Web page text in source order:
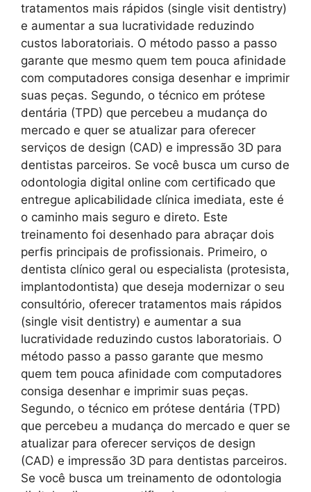
tratamentos mais rápidos (single visit dentistry)
e aumentar a sua lucratividade reduzindo
custos laboratoriais. O método passo a passo
garante que mesmo quem tem pouca afinidade
com computadores consiga desenhar e imprimir
suas peças. Segundo, o técnico em prótese
dentária (TPD) que percebeu a mudança do
mercado e quer se atualizar para oferecer
serviços de design (CAD) e impressão 3D para
dentistas parceiros. Se você busca um curso de
odontologia digital online com certificado que
entregue aplicabilidade clínica imediata, este é
o caminho mais seguro e direto. Este
treinamento foi desenhado para abraçar dois
perfis principais de profissionais. Primeiro, o
dentista clínico geral ou especialista (protesista,
implantodontista) que deseja modernizar o seu
consultório, oferecer tratamentos mais rápidos
(single visit dentistry) e aumentar a sua
lucratividade reduzindo custos laboratoriais. O
método passo a passo garante que mesmo
quem tem pouca afinidade com computadores
consiga desenhar e imprimir suas peças.
Segundo, o técnico em prótese dentária (TPD)
que percebeu a mudança do mercado e quer se
atualizar para oferecer serviços de design
(CAD) e impressão 3D para dentistas parceiros.
Se você busca um treinamento de odontologia